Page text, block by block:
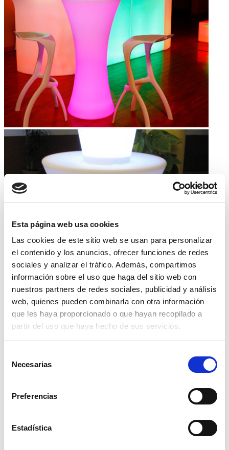
Esta página web usa cookies
Las cookies de este sitio web se usan para personalizar
el contenido y los anuncios, ofrecer funciones de redes
sociales y analizar el tráfico. Además, compartimos
información sobre el uso que haga del sitio web con
nuestros partners de redes sociales, publicidad y análisis
web, quienes pueden combinarla con otra información
que les haya proporcionado o que hayan recopilado a
partir del uso que haya hecho de sus servicios.
Necesarias
Preferencias
Estadística